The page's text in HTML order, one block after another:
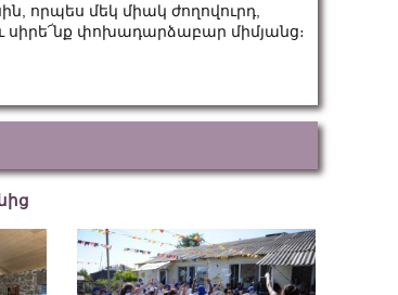
որպես մեկ միակ ժողովուրդ,
սիրե՜նք փոխադարձաբար միմյանց։